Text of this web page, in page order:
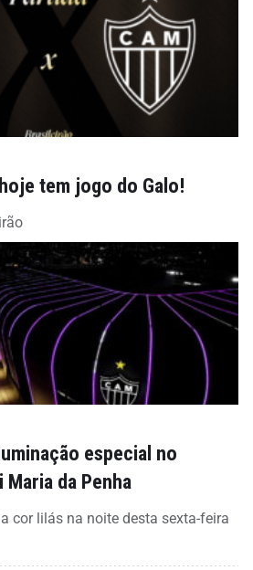
tem jogo do Galo!
especial no
da Penha
cor lilás na noite desta sexta-feira